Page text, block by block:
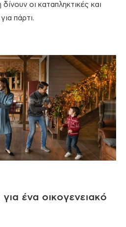
οι καταπληκτικές και
πάρτι.
ένα οικογενειακό